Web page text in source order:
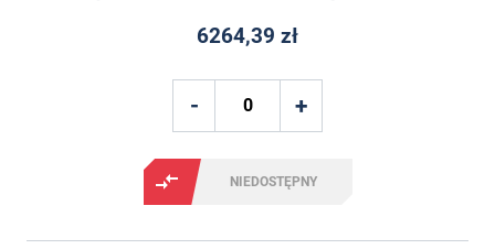
6264,39 zł
NIEDOSTĘPNY